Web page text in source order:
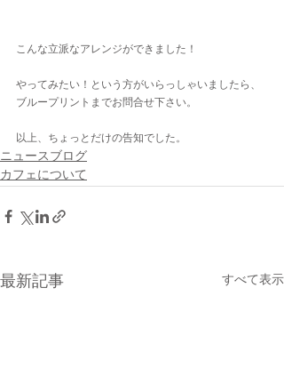
こんな立派なアレンジができました！
やってみたい！という方がいらっしゃいましたら、
ブループリントまでお問合せ下さい。
以上、ちょっとだけの告知でした。
ニュースブログ
カフェについて
最新記事 すべて表示